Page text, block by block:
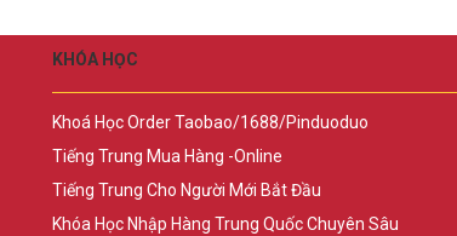
KHÓA HỌC
Khoá Học Order Taobao/1688/Pinduoduo
Tiếng Trung Mua Hàng -Online
Tiếng Trung Cho Người Mới Bắt Đầu
Khóa Học Nhập Hàng Trung Quốc Chuyên Sâu